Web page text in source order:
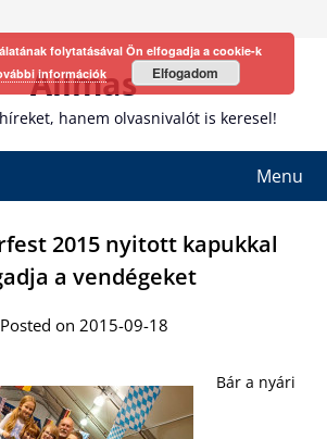
Allmas
hanem olvasnivalót is keresel!
Menu
2015 nyitott kapukkal
a vendégeket
Posted on 2015-09-18
Bár a nyári
folytatásával Ön elfogadja a cookie-k
információk Elfogadom